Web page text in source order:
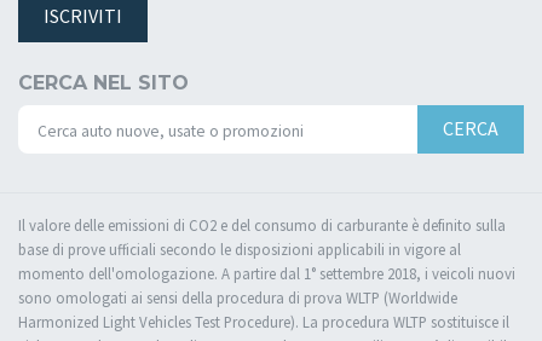
ISCRIVITI
CERCA NEL SITO
CERCA
Il valore delle emissioni di CO2 e del consumo di carburante è definito sulla
base di prove ufficiali secondo le disposizioni applicabili in vigore al
momento dell'omologazione. A partire dal 1° settembre 2018, i veicoli nuovi
sono omologati ai sensi della procedura di prova WLTP (Worldwide
Harmonized Light Vehicles Test Procedure). La procedura WLTP sostituisce il